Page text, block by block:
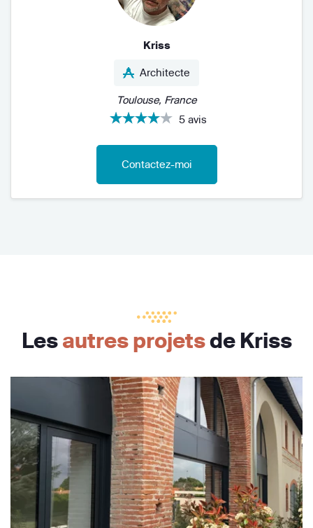
Kriss
Architecte
Toulouse, France
5 avis
Contactez-moi
Lesautres projetsde Kriss